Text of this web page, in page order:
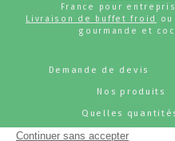
France pour
Livraison de buffet froid
gourmande et
Demande de devis
Nos produits
Quelles
Pourquoi choisir JUJU'S